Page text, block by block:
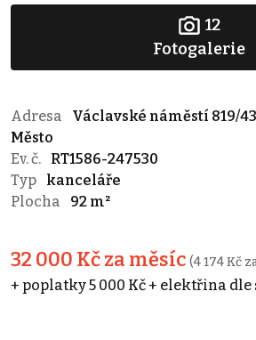
12
Fotogalerie
Adresa
Václavské náměstí 819/
Město
Ev. č.
RT1586-247530
Typ
kanceláře
Plocha
92 m²
32 000 Kč za měsíc (4 174 Kč
+ poplatky 5 000 Kč + elektřina dle